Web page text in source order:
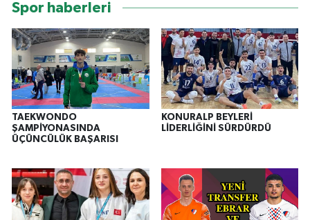
Spor haberleri
TAEKWONDO
ŞAMPİYONASINDA
ÜÇÜNCÜLÜK BAŞARISI
KONURALP BEYLERİ
LİDERLİĞİNİ SÜRDÜRDÜ